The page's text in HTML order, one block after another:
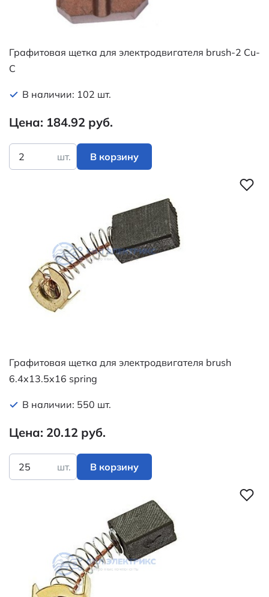
Графитовая щетка для электродвигателя brush-2 Cu-
C
В наличии: 102 шт.
Цена: 184.92 руб.
шт. В корзину
Графитовая щетка для электродвигателя brush
6.4x13.5x16 spring
В наличии: 550 шт.
Цена: 20.12 руб.
шт. В корзину